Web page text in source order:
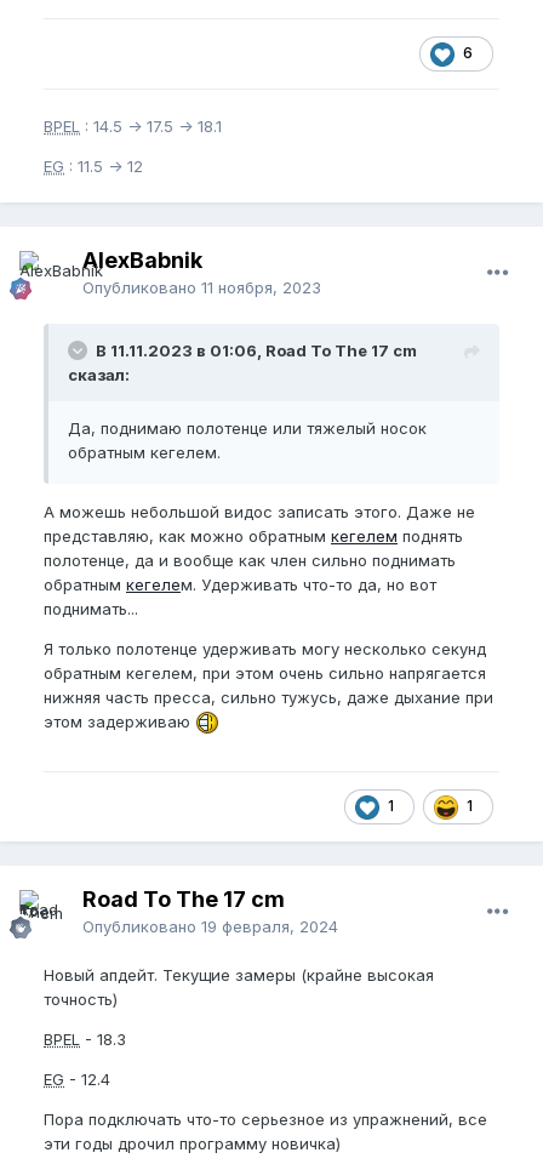
6
BPEL : 14.5 -> 17.5 -> 18.1
EG : 11.5 -> 12
AlexBabnik
Опубликовано 11 ноября, 2023
В 11.11.2023 в 01:06, Road To The 17 cm
сказал:
Да, поднимаю полотенце или тяжелый носок
обратным кегелем.
А можешь небольшой видос записать этого. Даже не
представляю, как можно обратным кегелем поднять
полотенце, да и вообще как член сильно поднимать
обратным кегелем. Удерживать что-то да, но вот
поднимать...
Я только полотенце удерживать могу несколько секунд
обратным кегелем, при этом очень сильно напрягается
нижняя часть пресса, сильно тужусь, даже дыхание при
этом задерживаю
1 1
Road To The 17 cm
Опубликовано 19 февраля, 2024
Новый апдейт. Текущие замеры (крайне высокая
точность)
BPEL - 18.3
EG - 12.4
Пора подключать что-то серьезное из упражнений, все
эти годы дрочил программу новичка)